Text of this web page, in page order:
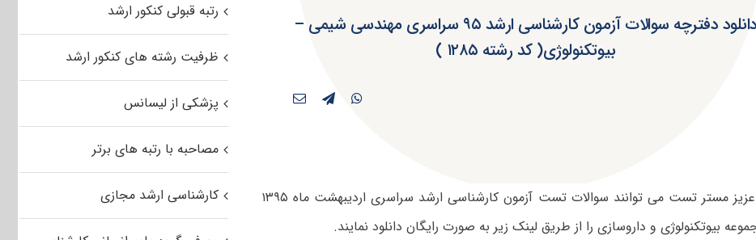
دانلود دفترچه سوالات آزمون کارشناسی ارشد ۹۵ سراسری مهندسی شیمی –
بیوتکنولوژی( کد رشته ۱۲۸۵ )
کاربران عزیز مستر تست می توانند سوالات تست آزمون کارشناسی ارشد سراسری اردیبهشت ماه ۱۳۹۵
بیوتکنولوژی و داروسازی را از طریق لینک زیر به صورت رایگان دانلود نمایند.
رتبه قبولی کنکور ارشد
ظرفیت رشته های کنکور ارشد
پزشکی از لیسانس
مصاحبه با رتبه های برتر
کارشناسی ارشد مجازی